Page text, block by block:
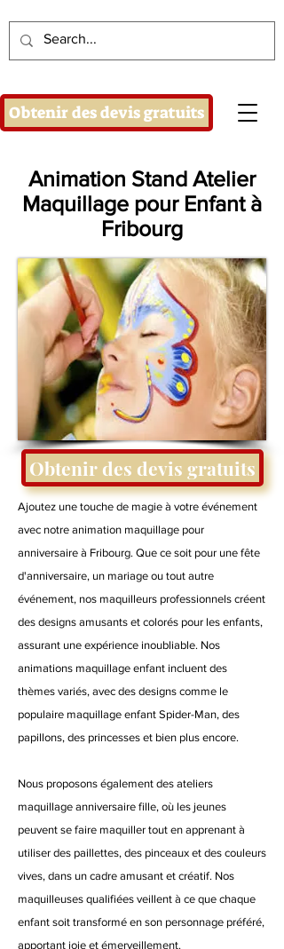
Obtenir des devis gratuits
Animation Stand Atelier
Maquillage pour Enfant à
Fribourg
Obtenir des devis gratuits
Ajoutez une touche de magie à votre événement
avec notre animation maquillage pour
anniversaire à Fribourg. Que ce soit pour une fête
d'anniversaire, un mariage ou tout autre
événement, nos maquilleurs professionnels créent
des designs amusants et colorés pour les enfants,
assurant une expérience inoubliable. Nos
animations maquillage enfant incluent des
thèmes variés, avec des designs comme le
populaire maquillage enfant Spider-Man, des
papillons, des princesses et bien plus encore.
Nous proposons également des ateliers
maquillage anniversaire fille, où les jeunes
peuvent se faire maquiller tout en apprenant à
utiliser des paillettes, des pinceaux et des couleurs
vives, dans un cadre amusant et créatif. Nos
maquilleuses qualifiées veillent à ce que chaque
enfant soit transformé en son personnage préféré,
apportant joie et émerveillement.